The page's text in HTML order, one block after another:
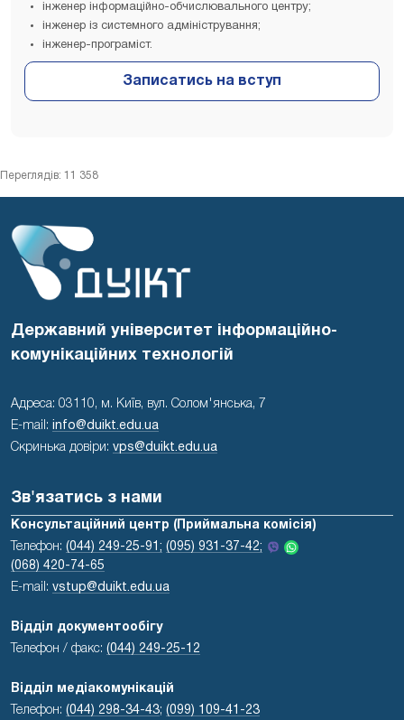
інженер інформаційно-обчислювального центру;
інженер із системного адміністрування;
інженер-програміст.
Переглядів: 11 358
Державний університет інформаційно-
комунікаційних технологій
Адреса: 03110, м. Київ, вул. Солом'янська, 7
E-mail:
info@duikt.edu.ua
Скринька довіри: vps@duikt.edu.ua
Зв'язатись з нами
Консультаційний центр (Приймальна комісія)
Телефон: (044) 249-25-91; (095) 931-37-42;
(068) 420-74-65
E-mail: vstup@duikt.edu.ua
Відділ документообігу
Телефон / факс: (044) 249-25-12
Відділ медіакомунікацій
Телефон: (044) 298-34-43; (099) 109-41-23